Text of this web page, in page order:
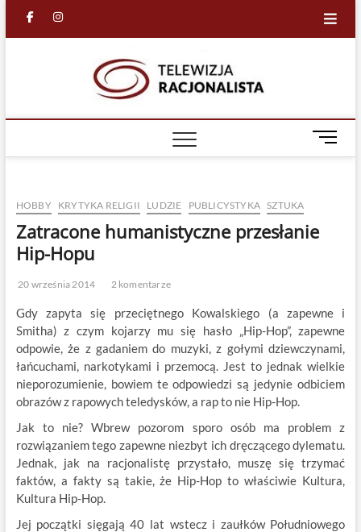
facebook
in
M
e
t
HOBBY KRYTYKA RELIGII LUDZIE PUBLICYSTYKA SZTUKA
Zatracone humanistyczne przesłanie
Hip-Hopu
20 września 2014 2 komentarze
Gdy zapyta się przeciętnego Kowalskiego (a zapewne i
Smitha) z czym kojarzy mu się hasło „Hip-Hop”, zapewne
odpowie, że z gadaniem do muzyki, z gołymi dziewczynami,
łańcuchami, narkotykami i przemocą. Jest to jednak wielkie
nieporozumienie, bowiem te odpowiedzi są jedynie odbiciem
obrazów z rapowych teledysków, a rap to nie Hip-Hop.
Jak to nie? Wbrew pozorom sporo osób ma problem z
rozwiązaniem tego zapewne niezbyt ich dręczącego dylematu.
Jednak, jak na racjonalistę przystało, muszę się trzymać
faktów, a fakty są takie, że Hip-Hop to właściwie Kultura,
Kultura Hip-Hop.
Jej początki sięgają 40 lat wstecz i zaułków Południowego